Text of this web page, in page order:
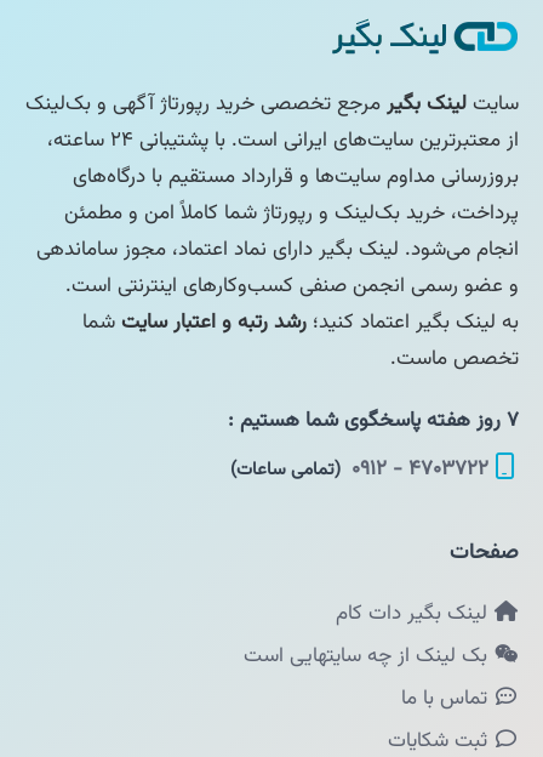
سایتلینک بگیرمرجع تخصصی خرید رپورتاژ آگهی و بک‌لینک
از معتبرترین سایت‌های ایرانی است. با پشتیبانی ۲۴ ساعته،
بروزرسانی مداوم سایت‌ها و قرارداد مستقیم با درگاه‌های
پرداخت، خرید بک‌لینک و رپورتاژ شما کاملاً امن و مطمئن
انجام می‌شود. لینک بگیر دارای نماد اعتماد، مجوز ساماندهی
و عضو رسمی انجمن صنفی کسب‌وکارهای اینترنتی است.
به لینک بگیر اعتماد کنید؛ رشد رتبه و اعتبار سایتشما
تخصص ماست.
۷ روز هفته پاسخگوی شما هستیم :
۴۷۰۳۷۲۲ - ۰۹۱۲
(تمامی ساعات)
صفحات
لینک بگیر دات کام
بک لینک از چه سایتهایی است
تماس با ما
ثبت شکایات